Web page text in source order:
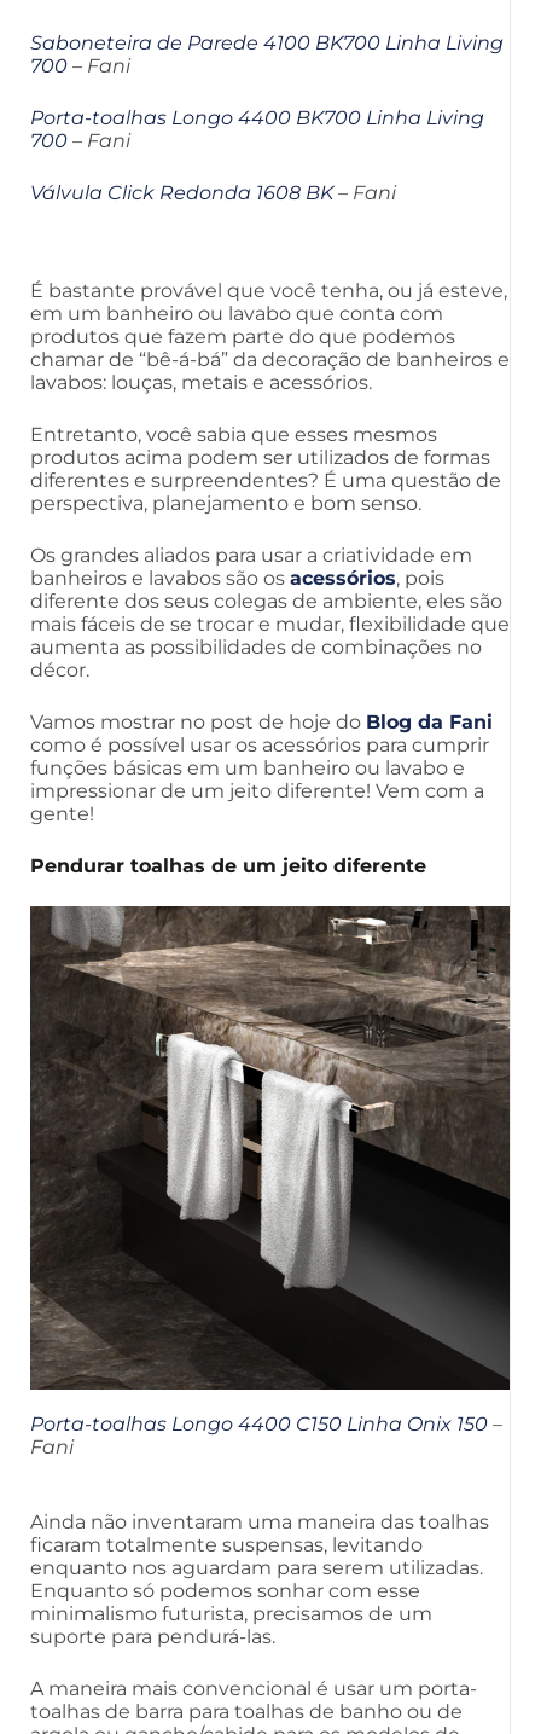
Saboneteira de Parede 4100 BK700 Linha Living
700 – Fani
Porta-toalhas Longo 4400 BK700 Linha Living
700 – Fani
Válvula Click Redonda 1608 BK– Fani
É bastante provável que você tenha, ou já esteve,
em um banheiro ou lavabo que conta com
produtos que fazem parte do que podemos
chamar de “bê-á-bá” da decoração de banheiros e
lavabos: louças, metais e acessórios.
Entretanto, você sabia que esses mesmos
produtos acima podem ser utilizados de formas
diferentes e surpreendentes? É uma questão de
perspectiva, planejamento e bom senso.
Os grandes aliados para usar a criatividade em
banheiros e lavabos são os acessórios, pois
diferente dos seus colegas de ambiente, eles são
mais fáceis de se trocar e mudar, flexibilidade que
aumenta as possibilidades de combinações no
décor.
Vamos mostrar no post de hoje do Blog da Fani
como é possível usar os acessórios para cumprir
funções básicas em um banheiro ou lavabo e
impressionar de um jeito diferente! Vem com a
gente!
Pendurar toalhas de um jeito diferente
Porta-toalhas Longo 4400 C150 Linha Onix 150 –
Fani
Ainda não inventaram uma maneira das toalhas
ficaram totalmente suspensas, levitando
enquanto nos aguardam para serem utilizadas.
Enquanto só podemos sonhar com esse
minimalismo futurista, precisamos de um
suporte para pendurá-las.
A maneira mais convencional é usar um porta-
toalhas de barra para toalhas de banho ou de